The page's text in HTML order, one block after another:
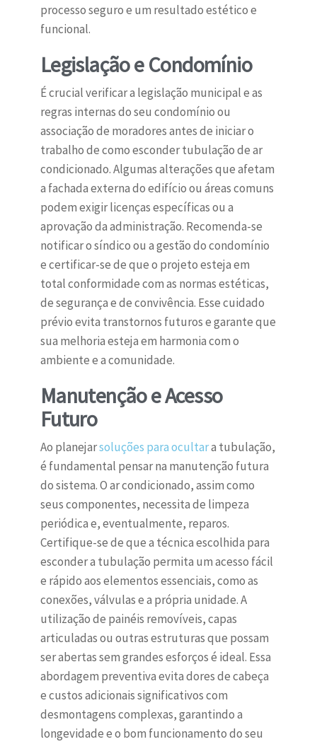
processo seguro e um resultado estético e
funcional.
Legislação e Condomínio
É crucial verificar a legislação municipal e as
regras internas do seu condomínio ou
associação de moradores antes de iniciar o
trabalho de como esconder tubulação de ar
condicionado. Algumas alterações que afetam
a fachada externa do edifício ou áreas comuns
podem exigir licenças específicas ou a
aprovação da administração. Recomenda-se
notificar o síndico ou a gestão do condomínio
e certificar-se de que o projeto esteja em
total conformidade com as normas estéticas,
de segurança e de convivência. Esse cuidado
prévio evita transtornos futuros e garante que
sua melhoria esteja em harmonia com o
ambiente e a comunidade.
Manutenção e Acesso
Futuro
Ao planejarsoluções para ocultara tubulação,
é fundamental pensar na manutenção futura
do sistema. O ar condicionado, assim como
seus componentes, necessita de limpeza
periódica e, eventualmente, reparos.
Certifique-se de que a técnica escolhida para
esconder a tubulação permita um acesso fácil
e rápido aos elementos essenciais, como as
conexões, válvulas e a própria unidade. A
utilização de painéis removíveis, capas
articuladas ou outras estruturas que possam
ser abertas sem grandes esforços é ideal. Essa
abordagem preventiva evita dores de cabeça
e custos adicionais significativos com
desmontagens complexas, garantindo a
longevidade e o bom funcionamento do seu